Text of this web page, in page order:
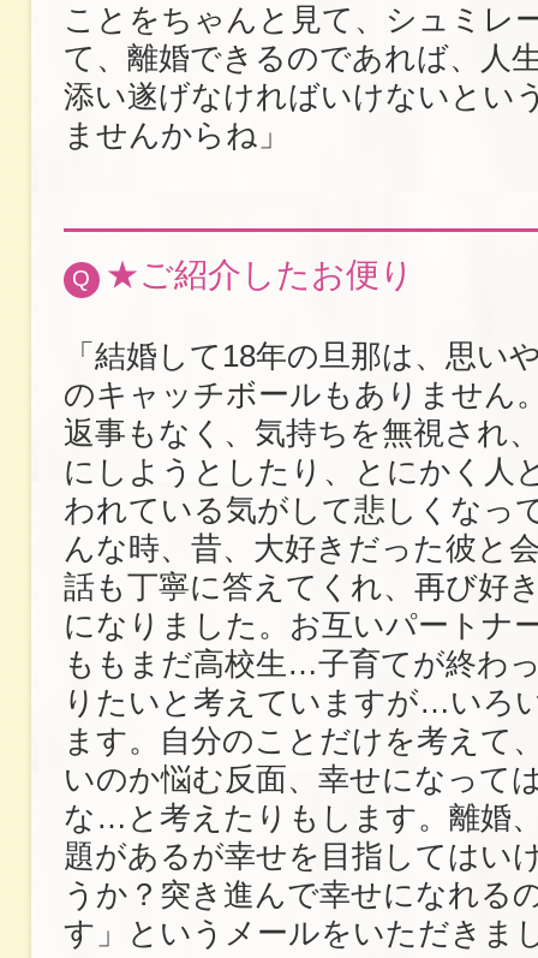
ことをちゃんと見て、シュミレ
て、離婚できるのであれば、人
添い遂げなければいけないとい
ませんからね」
Q ★ご紹介したお便り
「結婚して18年の旦那は、思い
のキャッチボールもありません
返事もなく、気持ちを無視され
にしようとしたり、とにかく人
われている気がして悲しくなっ
んな時、昔、大好きだった彼と
話も丁寧に答えてくれ、再び好
になりました。お互いパートナ
ももまだ高校生…子育てが終わ
りたいと考えていますが…いろ
ます。自分のことだけを考えて
いのか悩む反面、幸せになって
な…と考えたりもします。離婚
題があるが幸せを目指してはい
うか？突き進んで幸せになれる
す」というメールをいただきま